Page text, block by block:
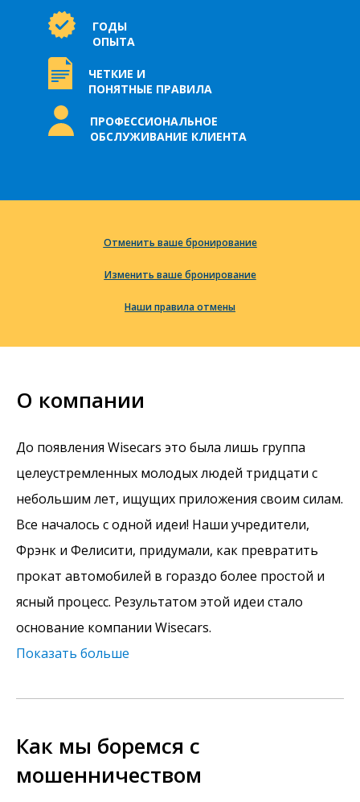
ГОДЫ
ОПЫТА
ЧЕТКИЕ И
ПОНЯТНЫЕ ПРАВИЛА
ПРОФЕССИОНАЛЬНОЕ
ОБСЛУЖИВАНИЕ КЛИЕНТА
Отменить ваше бронирование
Изменить ваше бронирование
Наши правила отмены
О компании
До появления Wisecars это была лишь группа
целеустремленных молодых людей тридцати с
небольшим лет, ищущих приложения своим силам.
Все началось с одной идеи! Наши учредители,
Фрэнк и Фелисити, придумали, как превратить
прокат автомобилей в гораздо более простой и
ясный процесс. Результатом этой идеи стало
основание компании Wisecars.
Показать больше
Как мы боремся с
мошенничеством